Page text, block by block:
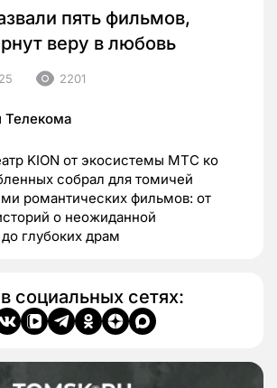
пять фильмов,
веру в любовь
2201
Телекома
KION от экосистемы МТС ко
собрал для томичей
романтических фильмов: от
о неожиданной
глубоких драм
социальных сетях: